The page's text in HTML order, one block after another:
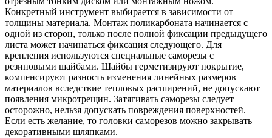
Конкретный инструмент выбирается в зависимости от
толщины материала. Монтаж поликарбоната начинается с
одной из сторон, только после полной фиксации предыдущего
листа может начинаться фиксация следующего. Для
крепления используются специальные саморезы с
резиновыми шайбами. Шайбы герметизируют покрытие,
компенсируют разность изменения линейных размеров
материалов вследствие тепловых расширений, не допускают
появления микротрещин. Затягивать саморезы следует
осторожно, нельзя допускать повреждения поверхностей.
Если есть желание, то головки саморезов можно закрывать
декоративными шляпками.